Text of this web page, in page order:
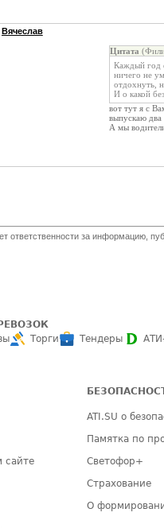
Вячеслав
Цитата
Каждый год
ничего не
отдохнуть,
И о какой
вот тут я с
выпускаю два
А мы
ответственности за информацию,
Торги Тендеры
сайте
ATI.SU о
Памятка по
Светофор+
Страхование
О